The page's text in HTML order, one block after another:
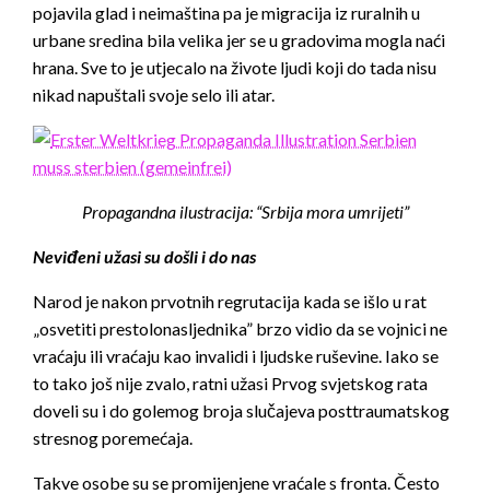
pojavila glad i neimaština pa je migracija iz ruralnih u
urbane sredina bila velika jer se u gradovima mogla naći
hrana. Sve to je utjecalo na živote ljudi koji do tada nisu
nikad napuštali svoje selo ili atar.
Propagandna ilustracija: “Srbija mora umrijeti”
Neviđeni užasi su došli i do nas
Narod je nakon prvotnih regrutacija kada se išlo u rat
„osvetiti prestolonasljednika” brzo vidio da se vojnici ne
vraćaju ili vraćaju kao invalidi i ljudske ruševine. Iako se
to tako još nije zvalo, ratni užasi Prvog svjetskog rata
doveli su i do golemog broja slučajeva posttraumatskog
stresnog poremećaja.
Takve osobe su se promijenjene vraćale s fronta. Često